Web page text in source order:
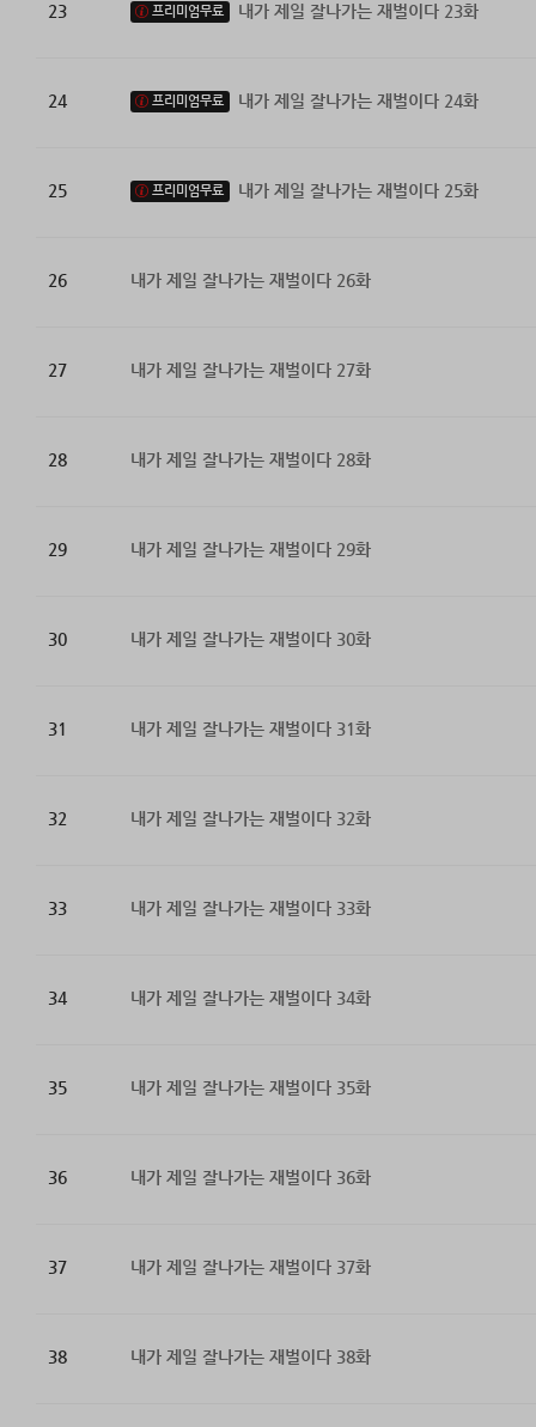
23 프리미엄무료 내가 제일 잘나가는 재벌이다 23화
24 프리미엄무료 내가 제일 잘나가는 재벌이다 24화
25 프리미엄무료 내가 제일 잘나가는 재벌이다 25화
26 내가 제일 잘나가는 재벌이다 26화
27 내가 제일 잘나가는 재벌이다 27화
28 내가 제일 잘나가는 재벌이다 28화
29 내가 제일 잘나가는 재벌이다 29화
30 내가 제일 잘나가는 재벌이다 30화
31 내가 제일 잘나가는 재벌이다 31화
32 내가 제일 잘나가는 재벌이다 32화
33 내가 제일 잘나가는 재벌이다 33화
34 내가 제일 잘나가는 재벌이다 34화
35 내가 제일 잘나가는 재벌이다 35화
36 내가 제일 잘나가는 재벌이다 36화
37 내가 제일 잘나가는 재벌이다 37화
38 내가 제일 잘나가는 재벌이다 38화